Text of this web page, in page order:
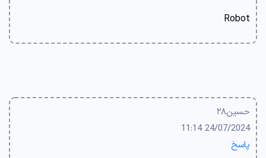
Robot
حسین۲۸
24/07/2024 11:14
پاسخ